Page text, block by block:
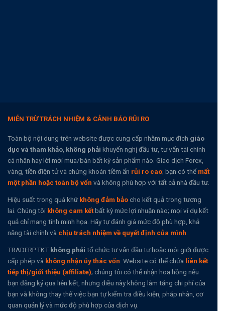
MIỄN TRỪ TRÁCH NHIỆM & CẢNH BÁO RỦI RO
Toàn bộ nội dung trên website được cung cấp nhằm mục đích giáo
dục và tham khảo không phải khuyến nghị đầu tư, tư vấn tài chính
cá nhân hay lời mời mua/bán bất kỳ sản phẩm nào. Giao dịch Forex,
vàng, tiền điện tử và chứng khoán tiềm ẩn rủi ro cao; bạn có thể mất
một phần hoặc toàn bộ vốn và không phù hợp với tất cả nhà đầu tư.
Hiệu suất trong quá khứkhông đảm bảocho kết quả trong tương
lai. Chúng tôi không cam kếtbất kỳ mức lợi nhuận nào; mọi ví dụ kết
quả chỉ mang tính minh họa. Hãy tự đánh giá mức độ phù hợp, khả
năng tài chính và chịu trách nhiệm về quyết định của mình
TRADERPTKT không phải tổ chức tư vấn đầu tư hoặc môi giới được
cấp phép và không nhận ủy thác vốn . Website có thể chứa liên kết
tiếp thị/giới thiệu (affiliate); chúng tôi có thể nhận hoa hồng nếu
bạn đăng ký qua liên kết, nhưng điều này không làm tăng chi phí của
bạn và không thay thế việc bạn tự kiểm tra điều kiện, pháp nhân, cơ
quan quản lý và mức độ phù hợp của dịch vụ.